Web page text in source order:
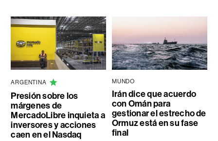
ARGENTINA
Presión sobre los
márgenes de
MercadoLibre inquieta a
inversores y acciones
caen en el Nasdaq
MUNDO
Irán dice que acuerdo
con Omán para
gestionar el estrecho de
Ormuz está en su fase
final